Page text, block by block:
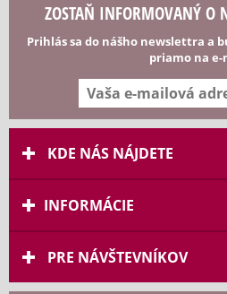
ZOSTAŇ INFORMOVANÝ O
Prihlás sa do nášho newslettra a
priamo na e-
KDE NÁS NÁJDETE
INFORMÁCIE
PRE NÁVŠTEVNÍKOV